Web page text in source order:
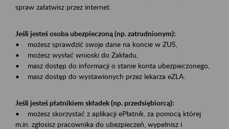
spraw załatwisz przez internet.
Jeśli jesteś osoba ubezpieczoną (np. zatrudnionym):
• możesz sprawdzić swoje dane na koncie w ZUS,
• możesz wysłać wnioski do Zakładu,
• masz dostęp do informacji o stanie konta ubezpieczonego,
• masz dostęp do wystawionych przez lekarza eZLA.
Jeśli jesteś płatnikiem składek (np. przedsiębiorcą):
• możesz skorzystać z aplikacji ePłatnik, za pomocą której
m.in. zgłosisz pracownika do ubezpieczeń, wypełnisz i